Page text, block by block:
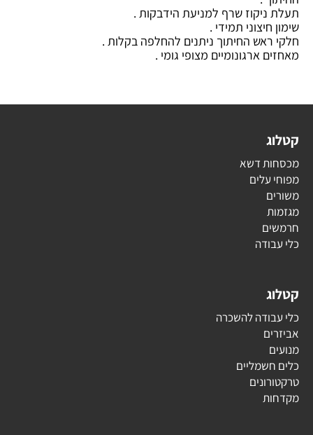
תעלת ניקוז שרף למניעת הידבקות .
שימון חיצוני תמידי .
חלקי ראש החיתוך ניתנים להחלפה בקלות .
מאחזים ארגונומיים מצופי גומי .
קטלוג
מכסחות דשא
מפוחי עלים
משורים
מגזמות
חרמשים
כלי עבודה
קטלוג
כלי עבודה להשכרה
אביזרים
מנועים
כלים חשמליים
טרקטורונים
מקדחות